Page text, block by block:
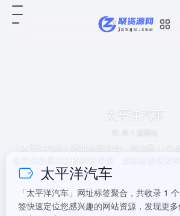
太平洋汽车
「太平洋汽车」网址标签聚合，共收录 1 个
速定位您感兴趣的网站资源，发现更多优质
太平洋汽车
「太平洋汽车」网址标签聚合，共收录 1
签快速定位您感兴趣的网站资源，发现更